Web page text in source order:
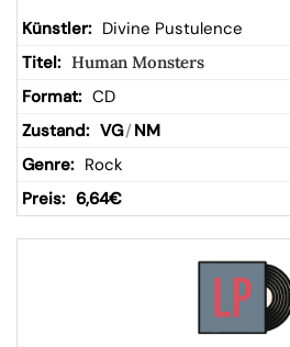
kor
b
Divine Pustulence
Human Monsters
CD
VG/ NM
Rock
6,64€